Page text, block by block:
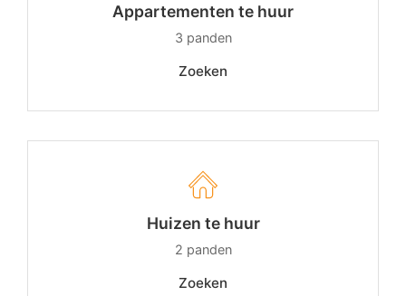
Appartementen te huur
3 panden
Zoeken
Huizen te huur
2 panden
Zoeken